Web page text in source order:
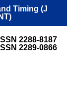
Timing (J
2288-8187
2289-0866